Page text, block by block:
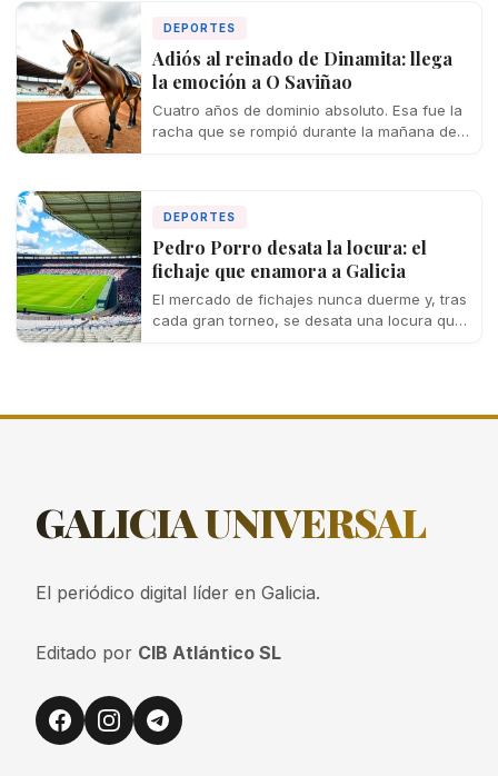
DEPORTES
Adiós al reinado de Dinamita: llega
la emoción a O Saviñao
Cuatro años de dominio absoluto. Esa fue la
racha que se rompió durante la mañana de
DEPORTES
Pedro Porro desata la locura: el
fichaje que enamora a Galicia
El mercado de fichajes nunca duerme y, tras
cada gran torneo, se desata una locura que
GALICIAUNIVERSAL
El periódico digital líder en Galicia.
Editado por CIB Atlántico SL